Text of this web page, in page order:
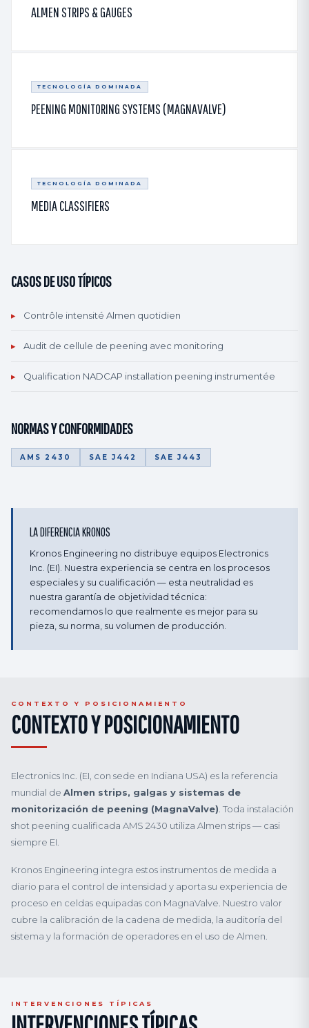
ALMEN STRIPS & GAUGES
TECNOLOGÍA DOMINADA
PEENING MONITORING SYSTEMS (MAGNAVALVE)
TECNOLOGÍA DOMINADA
MEDIA CLASSIFIERS
CASOS DE USO TÍPICOS
▸ Contrôle intensité Almen quotidien
▸ Audit de cellule de peening avec monitoring
▸ Qualification NADCAP installation peening instrumentée
NORMAS Y CONFORMIDADES
AMS 2430 SAE J442 SAE J443
LA DIFERENCIA KRONOS
Kronos Engineering no distribuye equipos Electronics
Inc. (EI). Nuestra experiencia se centra en los procesos
especiales y su cualificación — esta neutralidad es
nuestra garantía de objetividad técnica:
recomendamos lo que realmente es mejor para su
pieza, su norma, su volumen de producción.
CONTEXTO Y POSICIONAMIENTO
CONTEXTO Y POSICIONAMIENTO
Electronics Inc. (EI, con sede en Indiana USA) es la referencia
mundial de Almen strips, galgas y sistemas de
monitorización de peening (MagnaValve) . Toda instalación
shot peening cualificada AMS 2430 utiliza Almen strips — casi
siempre EI.
Kronos Engineering integra estos instrumentos de medida a
diario para el control de intensidad y aporta su experiencia de
proceso en celdas equipadas con MagnaValve. Nuestro valor
cubre la calibración de la cadena de medida, la auditoría del
sistema y la formación de operadores en el uso de Almen.
INTERVENCIONES TÍPICAS